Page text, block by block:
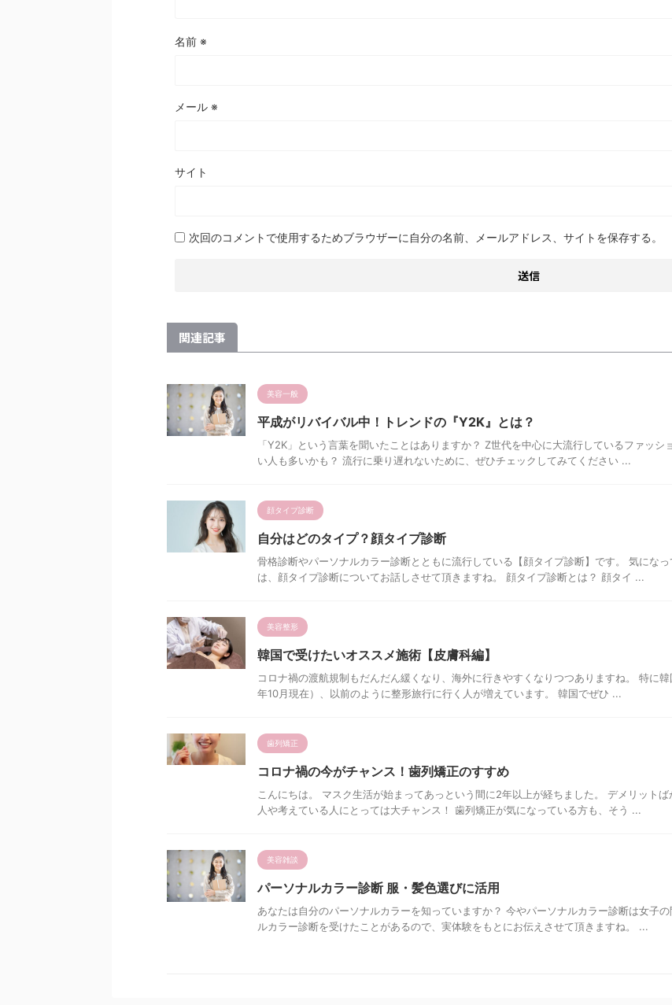
名前 ※
メール ※
サイト
次回のコメントで使用するためブラウザーに自分の名前、メールアドレス、サイトを保存する。
関連記事
美容一般
平成がリバイバル中！トレンドの『Y2K』とは？
「Y2K」という言葉を聞いたことはありますか？ Z世代を中心に大流行しているファッ
い人も多いかも？ 流行に乗り遅れないために、ぜひチェックしてみてください ...
顔タイプ診断
自分はどのタイプ？顔タイプ診断
骨格診断やパーソナルカラー診断とともに流行している【顔タイプ診断】です。 気にな
は、顔タイプ診断についてお話しさせて頂きますね。 顔タイプ診断とは？ 顔タイ ...
美容整形
韓国で受けたいオススメ施術【皮膚科編】
コロナ禍の渡航規制もだんだん緩くなり、海外に行きやすくなりつつありますね。 特に
年10月現在）、以前のように整形旅行に行く人が増えています。 韓国でぜひ ...
歯列矯正
コロナ禍の今がチャンス！歯列矯正のすすめ
こんにちは。 マスク生活が始まってあっという間に2年以上が経ちました。 デメリット
人や考えている人にとっては大チャンス！ 歯列矯正が気になっている方も、そう ...
美容雑談
パーソナルカラー診断 服・髪色選びに活用
あなたは自分のパーソナルカラーを知っていますか？ 今やパーソナルカラー診断は女子
ルカラー診断を受けたことがあるので、実体験をもとにお伝えさせて頂きますね。 ...